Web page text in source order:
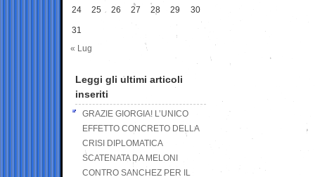
24 25 26 27 28 29 30
31
« Lug
Leggi gli ultimi articoli
inseriti
GRAZIE GIORGIA! L’UNICO
EFFETTO CONCRETO DELLA
CRISI DIPLOMATICA
SCATENATA DA MELONI
CONTRO SANCHEZ PER IL